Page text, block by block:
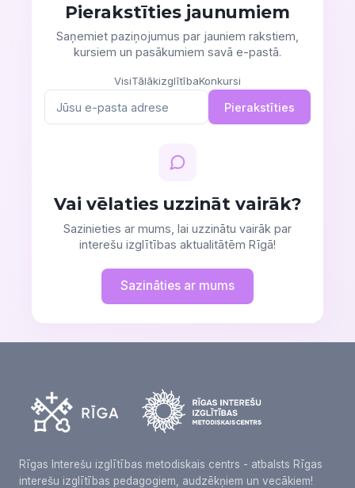
Pierakstīties jaunumiem
Saņemiet paziņojumus par jauniem rakstiem,
kursiem un pasākumiem savā e-pastā.
VisiTālākizglītībaKonkursi
Pierakstīties
Vai vēlaties uzzināt vairāk?
Sazinieties ar mums, lai uzzinātu vairāk par
interešu izglītības aktualitātēm Rīgā!
Sazināties ar mums
Rīgas Interešu izglītības metodiskais centrs - atbalsts Rīgas
interešu izglītības pedagogiem, audzēkņiem un vecākiem!